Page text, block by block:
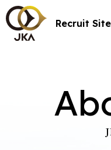
Recruit Site